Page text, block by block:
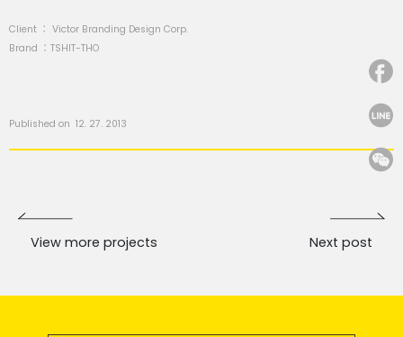
Client ： Victor Branding Design Corp.
Brand ：TSHIT-THO
Published on 12. 27. 2013
View more projects Next post